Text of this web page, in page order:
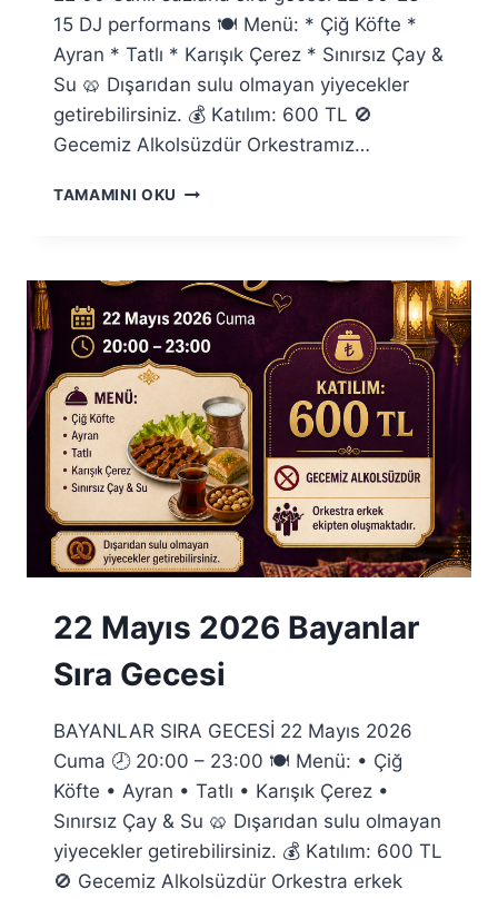
15 DJ performans 🍽️ Menü: * Çiğ Köfte *
Ayran * Tatlı * Karışık Çerez * Sınırsız Çay &
Su 🥨 Dışarıdan sulu olmayan yiyecekler
getirebilirsiniz. 💰 Katılım: 600 TL 🚫
Gecemiz Alkolsüzdür Orkestramız…
TAMAMINI OKU BAYANLAR
BAYANLAR
MATİNESÎ
22 Mayıs 2026 Bayanlar
Sıra Gecesi
BAYANLAR SIRA GECESİ 22 Mayıs 2026
Cuma 🕗 20:00 – 23:00 🍽 Menü: • Çiğ
Köfte • Ayran • Tatlı • Karışık Çerez •
Sınırsız Çay & Su 🥨 Dışarıdan sulu olmayan
yiyecekler getirebilirsiniz. 💰 Katılım: 600 TL
🚫 Gecemiz Alkolsüzdür Orkestra erkek